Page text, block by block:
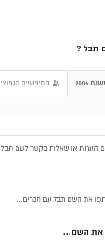
תבל ?
2004 החיפושים
או שאלות בקשר לשם תבל,
את השם תבל עם חברים...
את השם...